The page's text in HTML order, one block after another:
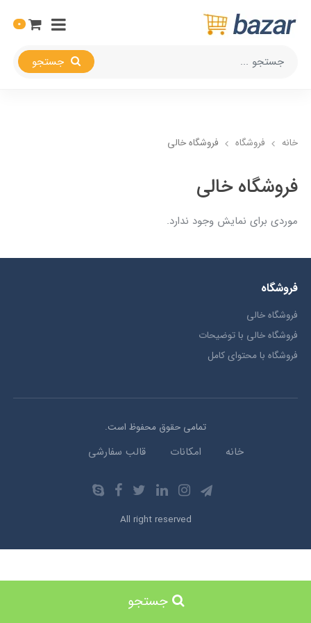
0
خانه فروشگاه فروشگاه خالی
فروشگاه خالی
موردی برای نمایش وجود ندارد.
جستجو
فروشگاه
فروشگاه خالی
فروشگاه خالی با توضیحات
فروشگاه با محتوای کامل
تمامی حقوق محفوظ است.
خانه امکانات قالب سفارشی
All right reserved